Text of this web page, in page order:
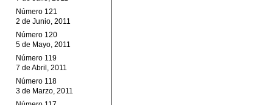
Número 121
2 de Junio, 2011
Número 120
5 de Mayo, 2011
Número 119
7 de Abril, 2011
Número 118
3 de Marzo, 2011